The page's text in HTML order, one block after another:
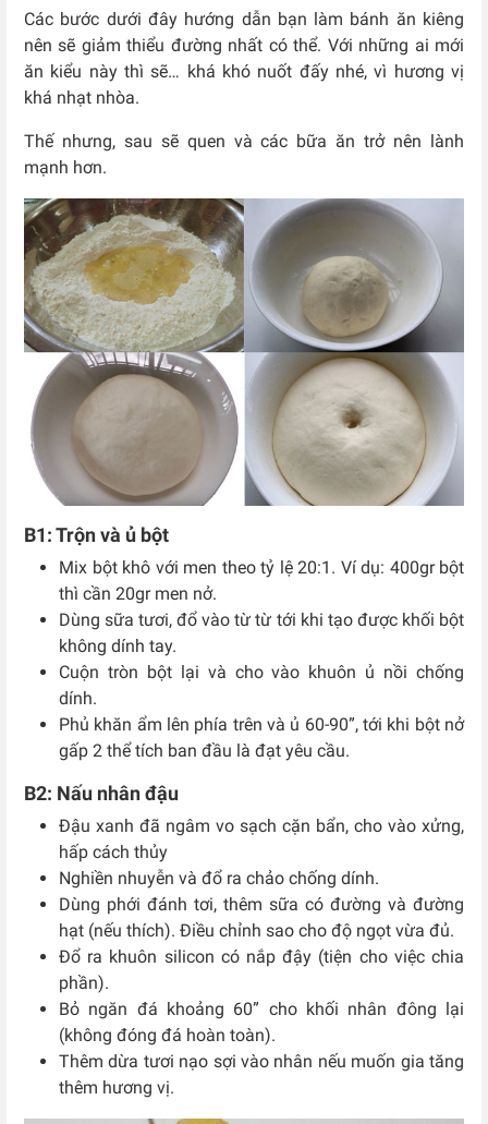
Các bước dưới đây hướng dẫn bạn làm bánh ăn kiêng
nên sẽ giảm thiểu đường nhất có thể. Với những ai mới
ăn kiểu này thì sẽ… khá khó nuốt đấy nhé, vì hương vị
khá nhạt nhòa.
Thế nhưng, sau sẽ quen và các bữa ăn trở nên lành
mạnh hơn.
B1: Trộn và ủ bột
Mix bột khô với men theo tỷ lệ 20:1. Ví dụ: 400gr bột
thì cần 20gr men nở.
Dùng sữa tươi, đổ vào từ từ tới khi tạo được khối bột
không dính tay.
Cuộn tròn bột lại và cho vào khuôn ủ nồi chống
dính.
Phủ khăn ẩm lên phía trên và ủ 60-90”, tới khi bột nở
gấp 2 thể tích ban đầu là đạt yêu cầu.
B2: Nấu nhân đậu
Đậu xanh đã ngâm vo sạch cặn bẩn, cho vào xửng,
hấp cách thủy
Nghiền nhuyễn và đổ ra chảo chống dính.
Dùng phới đánh tơi, thêm sữa có đường và đường
hạt (nếu thích). Điều chỉnh sao cho độ ngọt vừa đủ.
Đổ ra khuôn silicon có nắp đậy (tiện cho việc chia
phần).
Bỏ ngăn đá khoảng 60” cho khối nhân đông lại
(không đóng đá hoàn toàn).
Thêm dừa tươi nạo sợi vào nhân nếu muốn gia tăng
thêm hương vị.